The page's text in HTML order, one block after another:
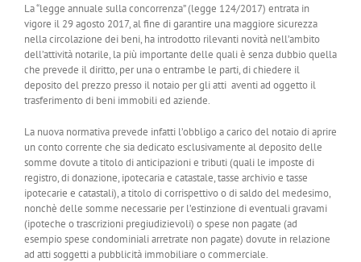
La “legge annuale sulla concorrenza” (legge 124/2017) entrata in
vigore il 29 agosto 2017, al fine di garantire una maggiore sicurezza
nella circolazione dei beni, ha introdotto rilevanti novità nell’ambito
dell’attività notarile, la più importante delle quali è senza dubbio quella
che prevede il diritto, per una o entrambe le parti, di chiedere il
deposito del prezzo presso il notaio per gli atti aventi ad oggetto il
trasferimento di beni immobili ed aziende.
La nuova normativa prevede infatti l’obbligo a carico del notaio di aprire
un conto corrente che sia dedicato esclusivamente al deposito delle
somme dovute a titolo di anticipazioni e tributi (quali le imposte di
registro, di donazione, ipotecaria e catastale, tasse archivio e tasse
ipotecarie e catastali), a titolo di corrispettivo o di saldo del medesimo,
nonchè delle somme necessarie per l’estinzione di eventuali gravami
(ipoteche o trascrizioni pregiudizievoli) o spese non pagate (ad
esempio spese condominiali arretrate non pagate) dovute in relazione
ad atti soggetti a pubblicità immobiliare o commerciale.